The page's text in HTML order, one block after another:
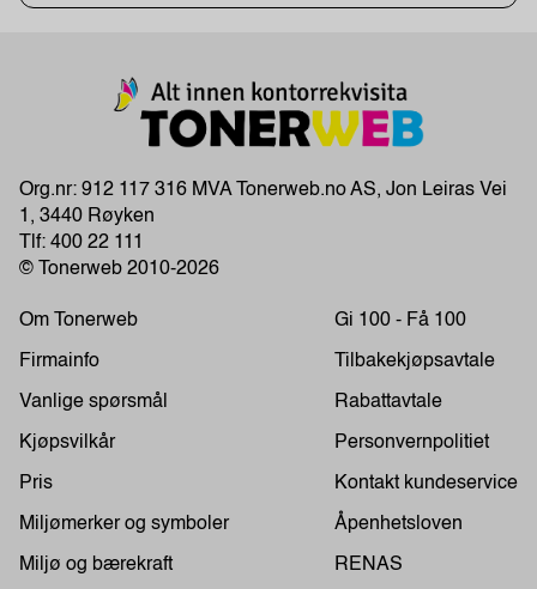
Org.nr: 912 117 316 MVA Tonerweb.no AS, Jon Leiras Vei
1, 3440 Røyken
Tlf: 400 22 111
© Tonerweb 2010-2026
Om Tonerweb
Firmainfo
Vanlige spørsmål
Kjøpsvilkår
Pris
Miljømerker og symboler
Miljø og bærekraft
Gi 100 - Få 100
Tilbakekjøpsavtale
Rabattavtale
Personvernpolitiet
Kontakt kundeservice
Åpenhetsloven
RENAS